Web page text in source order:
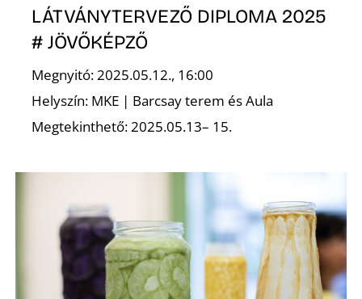
LÁTVÁNYTERVEZŐ DIPLOMA 2025
# JÖVŐKÉPZŐ
Megnyitó: 2025.05.12., 16:00
Helyszín: MKE | Barcsay terem és Aula
Megtekinthető: 2025.05.13– 15.